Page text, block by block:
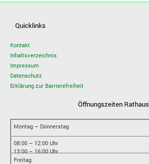
Quicklinks
Kontakt
Inhaltsverzeichnis
Impressum
Datenschutz
Erklärung zur Barrierefreiheit
Öffnungszeiten Rathaus
Montag – Donnerstag
08:00 – 12:00 Uhr
13:00 – 16:00 Uhr
Freitag